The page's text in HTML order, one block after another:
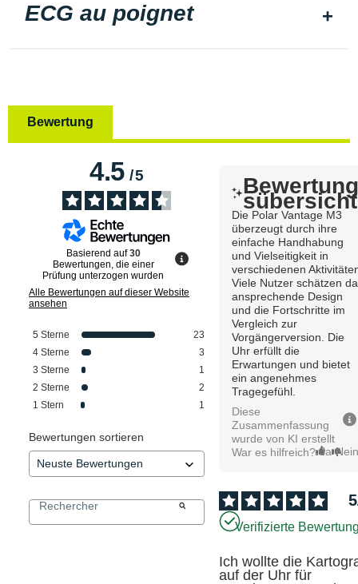
ECG au poignet
Bewertung
4.5/5
Basierend auf30
Bewertungen, die einer
Prüfung unterzogen wurden
Alle Bewertungen auf dieser Website
ansehen
5 Sterne
23
4 Sterne
3
3 Sterne
1
2 Sterne
2
1 Stern 1
Bewertungen sortieren
sübersicht
Die Polar Vantage M3
überzeugt durch ihre
einfache Handhabung
und Vielseitigkeit in
verschiedenen
Viele Nutzer schätzen
ansprechende Design
und die Fortschritte im
Vergleich zur
Vorgängerversion. Die
Uhr erfüllt die
Erwartungen und bietet
ein angenehmes
Tragegefühl.
Diese
Zusammenfassung
wurde von KI erstellt
War es hilfreich? Ja
5
Verifizierte
Ich wollte die
auf der Uhr für